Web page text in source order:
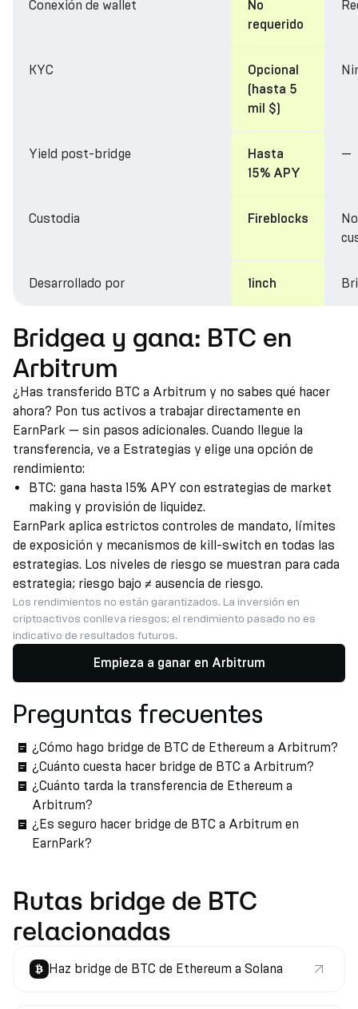
Conexión de wallet
No
requerido
KYC
Opcional
(hasta 5
mil $)
Yield post-bridge
Hasta
15% APY
—
Custodia Fireblocks
Desarrollado por 1inch
Bridgea y gana: BTC en
Arbitrum
¿Has transferido BTC a Arbitrum y no sabes qué hacer
ahora? Pon tus activos a trabajar directamente en
EarnPark — sin pasos adicionales. Cuando llegue la
transferencia, ve a Estrategias y elige una opción de
rendimiento:
BTC: gana hasta 15% APY con estrategias de market
making y provisión de liquidez.
EarnPark aplica estrictos controles de mandato, límites
de exposición y mecanismos de kill-switch en todas las
estrategias. Los niveles de riesgo se muestran para cada
estrategia; riesgo bajo ≠ ausencia de riesgo.
Los rendimientos no están garantizados. La inversión en
criptoactivos conlleva riesgos; el rendimiento pasado no es
indicativo de resultados futuros.
Empieza a ganar en Arbitrum
Preguntas frecuentes
¿Cómo hago bridge de BTC de Ethereum a Arbitrum?
¿Cuánto cuesta hacer bridge de BTC a Arbitrum?
¿Cuánto tarda la transferencia de Ethereum a
Arbitrum?
¿Es seguro hacer bridge de BTC a Arbitrum en
EarnPark?
Rutas bridge de BTC
relacionadas
Haz bridge de BTC de Ethereum a Solana